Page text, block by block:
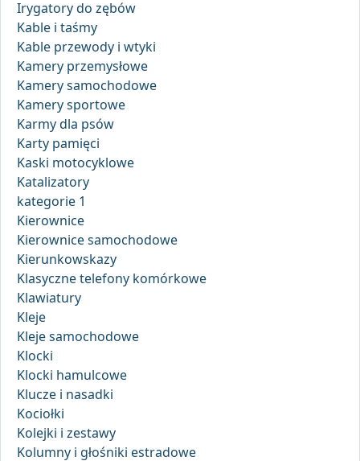
Irygatory do zębów
Kable i taśmy
Kable przewody i wtyki
Kamery przemysłowe
Kamery samochodowe
Kamery sportowe
Karmy dla psów
Karty pamięci
Kaski motocyklowe
Katalizatory
kategorie 1
Kierownice
Kierownice samochodowe
Kierunkowskazy
Klasyczne telefony komórkowe
Klawiatury
Kleje
Kleje samochodowe
Klocki
Klocki hamulcowe
Klucze i nasadki
Kociołki
Kolejki i zestawy
Kolumny i głośniki estradowe